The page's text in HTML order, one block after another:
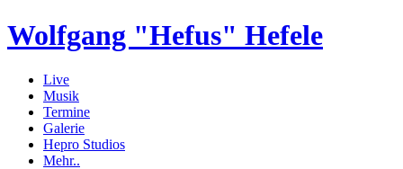
Wolfgang "Hefus" Hefele
Live
Musik
Termine
Galerie
Hepro Studios
Mehr..